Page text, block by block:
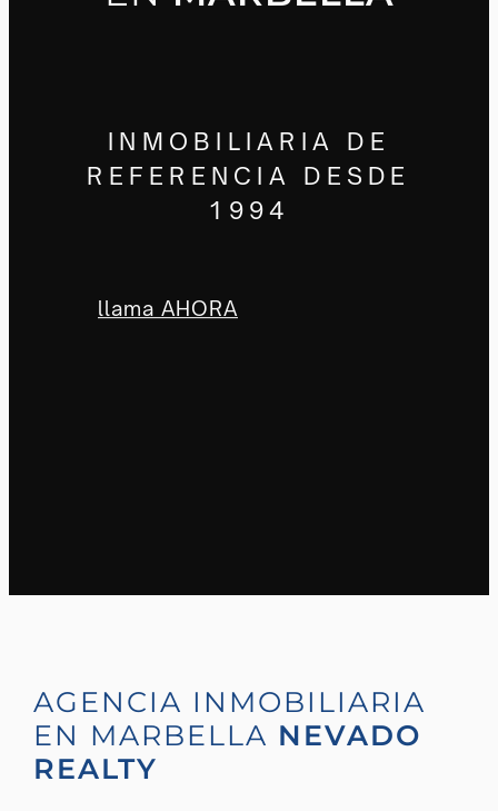
INMOBILIARIA DE
REFERENCIA DESDE
1994
llama AHORA
AGENCIA INMOBILIARIA
EN MARBELLA NEVADO
REALTY